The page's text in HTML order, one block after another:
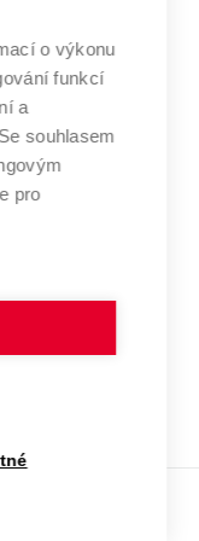
o výkonu
funkcí
a
souhlasem
pro